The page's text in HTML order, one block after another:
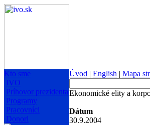
Kto sme
IVO
Príhovor prezidenta
Programy
Pracovníci
Donori
Úvod | English | Mapa
Ekonomické elity a
Dátum
30.9.2004